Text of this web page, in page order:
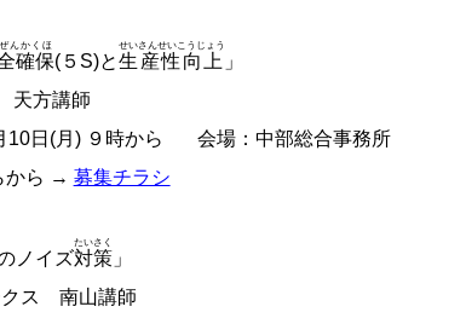
確保
んかくほ
(５S)と生産性向上
せいさんせいこうじょう
」
方講師
日(月) ９時から 会場：中部総合事務所
ら → 募集チラシ
ノイズ対策
たいさく
」
ス 南山講師